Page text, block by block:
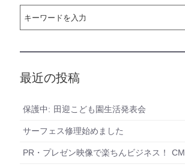
最近の投稿
保護中: 田迎こども園生活発表会
サーフェス修理始めました
PR・プレゼン映像で楽ちんビジネス！ CM